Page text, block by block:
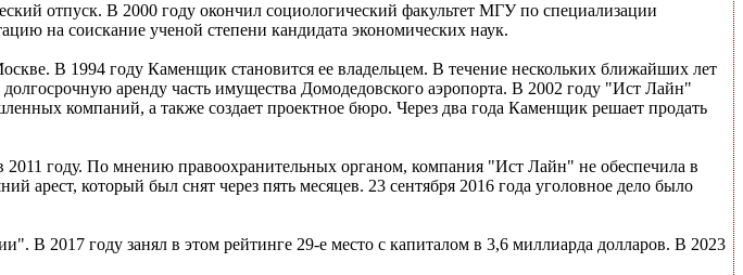
отпуск. В 2000 году окончил социологический факультет МГУ по специализации
на соискание ученой степени кандидата экономических наук.
В 1994 году Каменщик становится ее владельцем. В течение нескольких ближайших лет
аренду часть имущества Домодедовского аэропорта. В 2002 году "Ист Лайн"
компаний, а также создает проектное бюро. Через два года Каменщик решает продать
2011 году. По мнению правоохранительных органом, компания "Ист Лайн" не обеспечила в
который был снят через пять месяцев. 23 сентября 2016 года уголовное дело было
В 2017 году занял в этом рейтинге 29-е место с капиталом в 3,6 миллиарда долларов. В 2023